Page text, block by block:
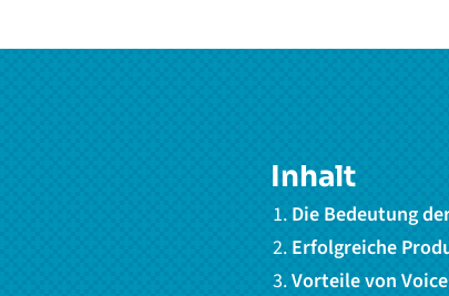
Inhalt
Die Bedeutung
Erfolgreiche
Vorteile von